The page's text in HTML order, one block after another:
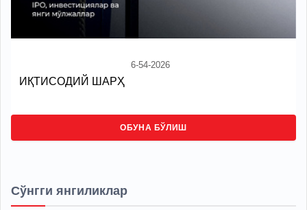
6-54-2026
ИҚТИСОДИЙ ШАРҲ
ОБУНА БЎЛИШ
Сўнгги янгиликлар